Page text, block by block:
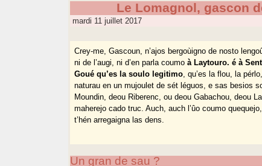
Le Lomagnol, gascon
mardi 11 juillet 2017
Crey-me, Gascoun, n’ajos bergoùigno de nosto
ni de l’augi, ni d’en parla coumoà Laytouro. é à
Goué qu’es la soulo legitimo, qu’es la flou, la
naturau en un mujoulet de sét léguos, e sas besios
Moundin, deou Riberenc, ou deou Gabachou, deou
maherejo cado truc. Auch, auch l’ûo coumo
t’hén arregaigna las dens.
Un gran de sau ?